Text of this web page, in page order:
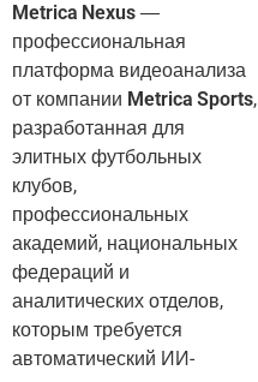
Metrica Nexus —
профессиональная
платформа видеоанализа
от компании Metrica Sports,
разработанная для
элитных футбольных
клубов,
профессиональных
академий, национальных
федераций и
аналитических отделов,
которым требуется
автоматический ИИ-